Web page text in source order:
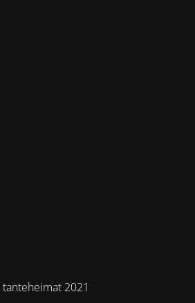
2021